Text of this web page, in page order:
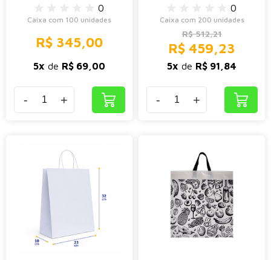
0
Caixa com 100 unidades
R$ 345,00
5x de R$ 69,00
- +
0
Caixa com 200 unidades
R$ 512,21
R$ 459,23
5x de R$ 91,84
- +